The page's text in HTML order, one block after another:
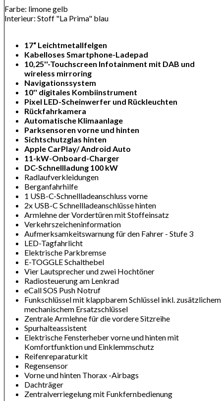
Farbe: limone gelb
Interieur: Stoff "La Prima" blau
17“ Leichtmetallfelgen
Kabelloses Smartphone-Ladepad
10,25''-Touchscreen Infotainment mit DAB und
wireless mirroring
Navigationssystem
10'' digitales Kombiinstrument
Pixel LED-Scheinwerfer und Rückleuchten
Rückfahrkamera
Automatische Klimaanlage
Parksensoren vorne und hinten
Sichtschutzglas hinten
Apple CarPlay/ Android Auto
11-kW-Onboard-Charger
DC-Schnellladung 100 kW
Radlaufverkleidungen
Berganfahrhilfe
1 USB-C-Schnellladeanschluss vorne
2x USB-C Schnellladeanschlüsse hinten
Armlehne der Vordertüren mit Stoffeinsatz
Verkehrszeicheninformation
Aufmerksamkeitswarnung für den Fahrer - Stufe 3
LED-Tagfahrlicht
Elektrische Parkbremse
E-TOGGLE Schalthebel
Vier Lautsprecher und zwei Hochtöner
Radiosteuerung am Lenkrad
eCall SOS Push Notruf
Funkschlüssel mit klappbarem Schlüssel inkl. zusätzlichem
mechanischem Ersatzschlüssel
Zentrale Armlehne für die vordere Sitzreihe
Spurhalteassistent
Elektrische Fensterheber vorne und hinten mit
Komfortfunktion und Einklemmschutz
Reifenreparaturkit
Regensensor
Vorne und hinten Thorax -Airbags
Dachträger
Zentralverriegelung mit Funkfernbedienung